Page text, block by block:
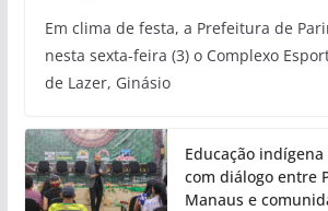
Em clima de festa, a Prefeitura de
nesta sexta-feira (3) o Complexo
de Lazer, Ginásio
Educação
com diálogo entre
Manaus e